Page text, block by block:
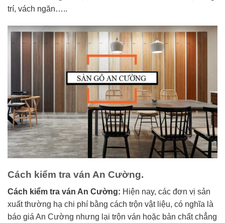
trí, vách ngăn…..
Cách kiểm tra ván An Cường.
Cách kiểm tra ván An Cường: Hiện nay, các đơn vị sản
xuất thường hạ chi phí bằng cách trộn vật liệu, có nghĩa là
báo giá An Cường nhưng lại trộn ván hoặc bản chất chẳng